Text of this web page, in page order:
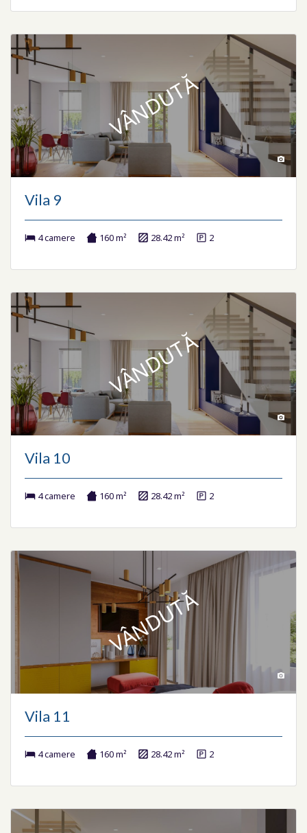
VÂNDUTĂ
Vila 9
4 camere 160 m² 28.42 m² 2
VÂNDUTĂ
Vila 10
4 camere 160 m² 28.42 m² 2
VÂNDUTĂ
Vila 11
4 camere 160 m² 28.42 m² 2